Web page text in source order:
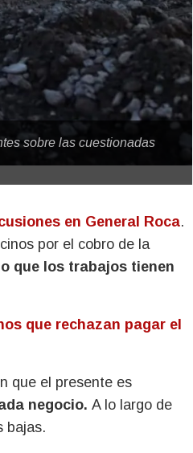
sobre las cuestionadas
en General Roca.
por el cobro de la
que los trabajos tienen
que rechazan pagar el
que el presente es
negocio. A lo largo de
bajas.